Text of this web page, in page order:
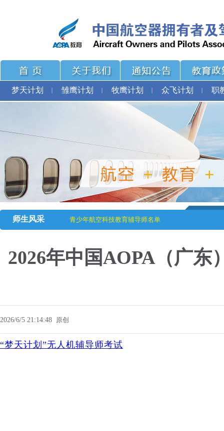
梦天计划 雏鹰计划 牧鹰计划 众飞计划 职
师生风采 青少年航空科技教育辅导师名单
2026年中国AOPA（广东
2026/6/5 21:14:48 原创
“梦天计划”无人机辅导师考试